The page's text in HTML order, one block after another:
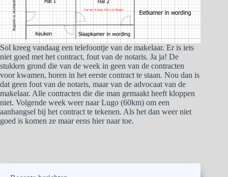
Sol kreeg vandaag een telefoontje van de makelaar. Er is iets
niet goed met het contract, fout van de notaris. Ja ja! De
stukken grond die van de week in geen van de contracten
voor kwamen, horen in het eerste contract te staan. Nou dan is
dat geen fout van de notaris, maar van de advocaat van de
makelaar. Alle contracten die die man gemaakt heeft kloppen
niet. Volgende week weer naar Lugo (60km) om een
aanhangsel bij het contract te tekenen. Als het dan weer niet
goed is komen ze maar eens hier naar toe.